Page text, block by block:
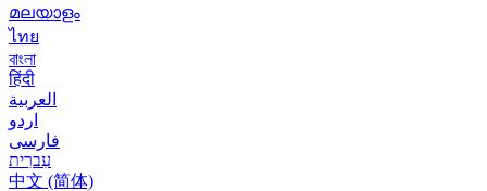
മലയാളം
ไทย
বাংলা
हिंदी
العربية
اردو
فارسی
עִברִית
中文 (简体)